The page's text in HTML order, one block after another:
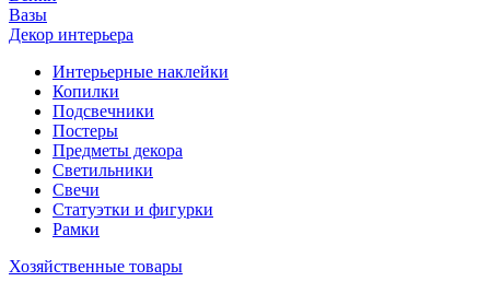
Вазы
Декор интерьера
Интерьерные наклейки
Копилки
Подсвечники
Постеры
Предметы декора
Светильники
Свечи
Статуэтки и фигурки
Рамки
Хозяйственные товары